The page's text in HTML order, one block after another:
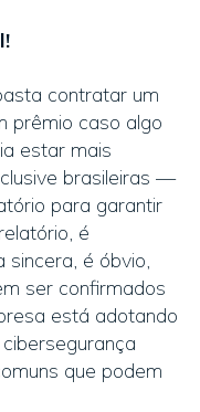
contratar um
prêmio caso algo
estar mais
brasileiras —
para garantir
é
é óbvio,
ser confirmados
está adotando
que podem